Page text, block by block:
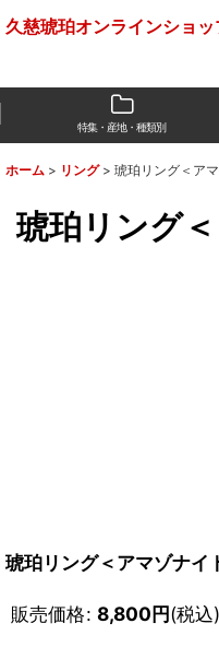
久慈琥珀オンラインショッ
特集・産地・種類別
ホーム > リング > 琥珀リング＜ア
琥珀リング
琥珀リング＜アマゾナイ
販売価格: 8,800円(税込)